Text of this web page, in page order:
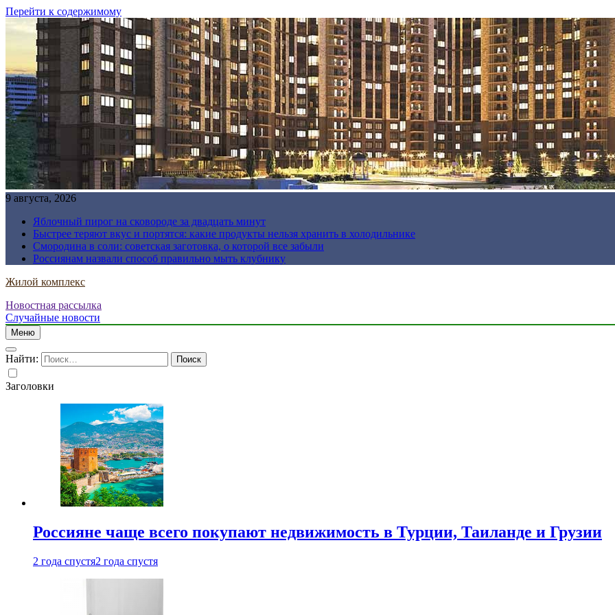
Перейти к содержимому
9 августа, 2026
Яблочный пирог на сковороде за двадцать минут
Быстрее теряют вкус и портятся: какие продукты нельзя хранить в холодильнике
Смородина в соли: советская заготовка, о которой все забыли
Россиянам назвали способ правильно мыть клубнику
Жилой комплекс
Новостная рассылка
Случайные новости
Меню
Найти:
Заголовки
Россияне чаще всего покупают недвижимость в Турции, Таиланде и Грузии
2 года спустя2 года спустя